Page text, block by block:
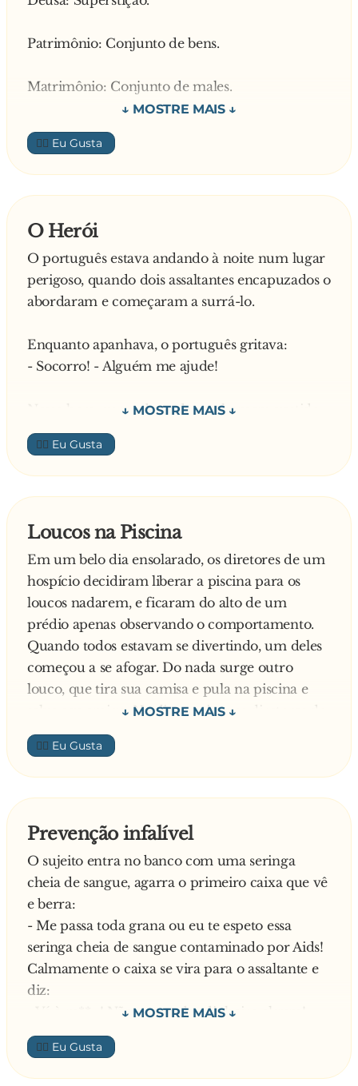
— Ahhh que céu estrelado ! O papagaio lá de
— Ahh que c*u arregaçado...
Patrimônio: Conjunto de bens.
Matrimônio: Conjunto de males.
Herói: Ídolo.
h**...: d**....
importante que desenvolve atividade pública ou
política.
Mulher pública: p**....
Atrevido: Ousado e valente.
Solteiro: Bon vivant.
Solteira: Desesperada.
Feminista: l**....
👍🏼
O Herói
O português estava andando à noite num lugar
perigoso, quando dois assaltantes encapuzados o
abordaram e começaram a surrá-lo.
Enquanto apanhava, o português gritava:
- Socorro! - Alguém me ajude!
Nessa hora, surge do nada um homem vestido
de preto com uma máscara preta, chapéu preto
e uma espada.
O homem luta bravamente com sua espada até
quinze minutos de combate, faz uma marca Z
no peito de um dos bandidos. O outro meliante
foge, mas também recebe uma marca Z na
testa.
Eles fogem correndo.
O português, ainda no chão é ajudado pelo
- Levanta, Manoel.
Todo machucado, mas aliviado e salvo, ele
- Valeu, muito obrigado, Zuper-Homem.
👍🏼
Loucos na Piscina
Em um belo dia ensolarado, os diretores de um
hospício decidiram liberar a piscina para os
loucos nadarem, e ficaram do alto de um
prédio apenas observando o comportamento.
Quando todos estavam se divertindo, um deles
começou a se afogar. Do nada surge outro
louco, que tira sua camisa e pula na piscina e
salva seu amigo. No dia seguinte os diretores do
hospício vão falar com o herói:
— Viemos te parabenizar por você ter salvo a
vida do seu colega... mas infelizmente ele se
matou enforcado no varal.
molhado, então coloquei ele pra secar no varal!
👍🏼
Prevenção infalível
O sujeito entra no banco com uma seringa
cheia de sangue, agarra o primeiro caixa que vê
e berra:
- Me passa toda grana ou eu te espeto essa
seringa cheia de sangue contaminado por Aids!
Calmamente o caixa se vira para o assaltante e
diz:
- Vá à m**...! Não vou te dar dinheiro algum!
Então o bandido, sentindo-se desafiado, enfia a
seringa no braço do caixa e vai embora.
Os colegas dele olham espantados e um deles
👍🏼